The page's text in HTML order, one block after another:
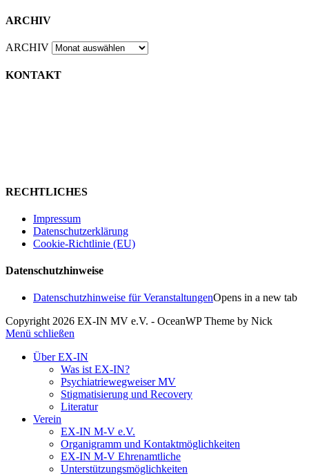
ARCHIV
ARCHIV
KONTAKT
RECHTLICHES
Impressum
Datenschutzerklärung
Cookie-Richtlinie (EU)
Datenschutzhinweise
Datenschutzhinweise für VeranstaltungenOpens in a new tab
Copyright 2026 EX-IN MV e.V. - OceanWP Theme by Nick
Menü schließen
Über EX-IN
Was ist EX-IN?
Psychiatriewegweiser MV
Stigmatisierung und Recovery
Literatur
Verein
EX-IN M-V e.V.
Organigramm und Kontaktmöglichkeiten
EX-IN M-V Ehrenamtliche
Unterstützungsmöglichkeiten